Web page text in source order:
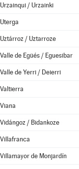
Urzainqui / Urzainki
Uterga
Uztárroz / Uztarroze
Valle de Egüés / Eguesibar
Valle de Yerri / Deierri
Valtierra
Viana
Vidángoz / Bidankoze
Villafranca
Villamayor de Monjardín